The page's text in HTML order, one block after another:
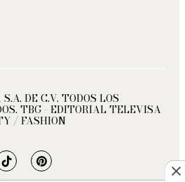
DE C.V. TODOS LOS
TBG - EDITORIAL TELEVISA
/ FASHION
tiktokpinterest